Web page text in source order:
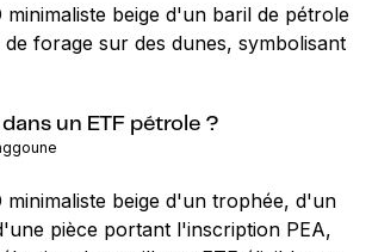
un ETF pétrole ?